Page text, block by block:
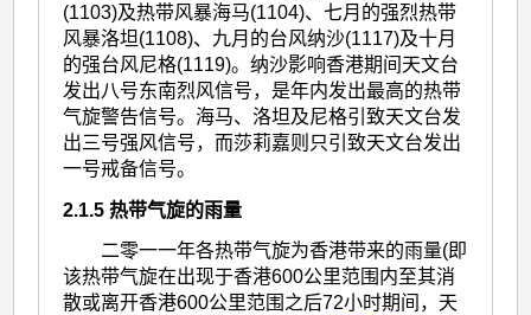
(1103)及热带风暴海马(1104)、七月的强烈热带
风暴洛坦(1108)、九月的台风纳沙(1117)及十月
的强台风尼格(1119)。纳沙影响香港期间天文台
发出八号东南烈风信号，是年内发出最高的热带
气旋警告信号。海马、洛坦及尼格引致天文台发
出三号强风信号，而莎莉嘉则只引致天文台发出
一号戒备信号。
2.1.5 热带气旋的雨量
二零一一年各热带气旋为香港带来的雨量(即
该热带气旋在出现于香港600公里范围内至其消
散或离开香港600公里范围之后72小时期间，天